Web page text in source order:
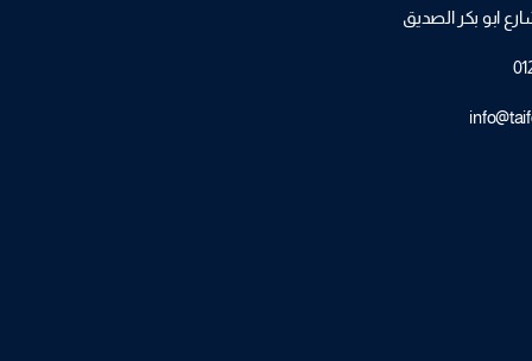
ابو بكر الصديق